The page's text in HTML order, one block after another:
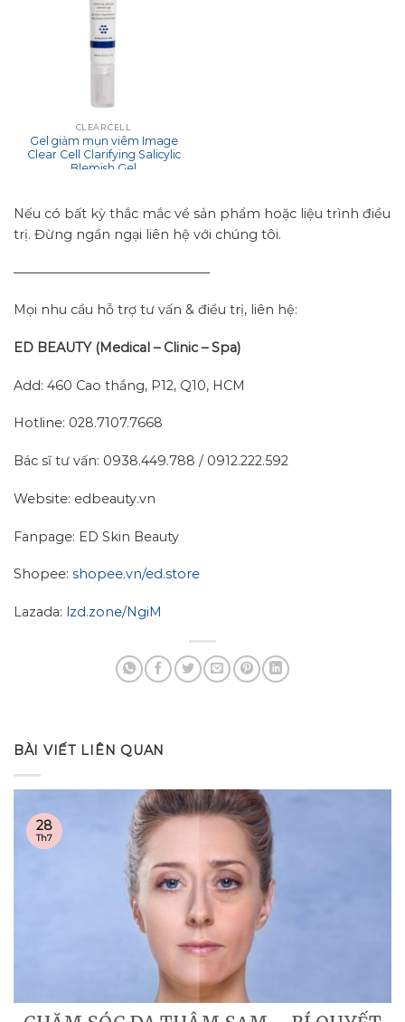
CLEAR CELL
Gel giảm mụn viêm Image
Clear Cell Clarifying Salicylic
Blemish Gel
Nếu có bất kỳ thắc mắc về sản phẩm hoặc liệu trình điều
trị. Đừng ngần ngại liên hệ với chúng tôi.
———————————————–
Mọi nhu cầu hỗ trợ tư vấn & điều trị, liên hệ:
ED BEAUTY (Medical – Clinic – Spa)
Add: 460 Cao thắng, P12, Q10, HCM
Hotline: 028.7107.7668
Bác sĩ tư vấn: 0938.449.788 / 0912.222.592
Website: edbeauty.vn
Fanpage: ED Skin Beauty
Shopee: shopee.vn/ed.store
Lazada: lzd.zone/NgiM
BÀI VIẾT LIÊN QUAN
28
Th7